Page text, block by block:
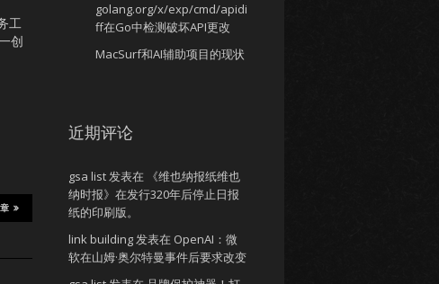
工
创
golang.org/x/exp/cmd/apidi
ff在Go中检测破坏API更改
MacSurf和AI辅助项目的现状
近期评论
gsa list发表在
《维也纳报纸维也
纳时报》在发行320年后停止日报
纸的印刷版。
link building发表在 OpenAI：微
软在山姆·奥尔特曼事件后要求改变